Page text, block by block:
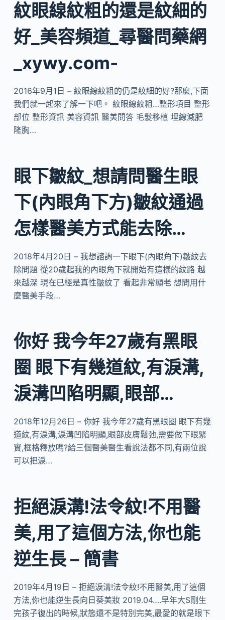
紋眼線紋粗的還是紋細的
好_美容頻道_尋醫問藥網
_xywy.com-
2016年9月1日 – 紋眼線紋粗的仍是紋細的好?那麼,下面
我們就一起來了解一下吧。 紋眼線紋粗…整形項目 整形
部位 整形資訊 美容資訊 醫美問答 毛髮移植 埋線減肥
隆胸…
眼下皺紋_想請問醫生眼
下(內眼角下方)皺紋通過
怎樣醫美方式能去除…
2018年4月20日 – 我想諮詢一下眼下(內眼角下)皺紋去
除問題 從20歲起我的內眼角下就開始有這樣的紋路 越
來越深 現在已經是真性皺紋了 看起非常顯老 想問用什
麼醫美手段…
你好 我今年27歲有黑眼
圈 眼下有幾道紋,有淚溝,
淚溝凹陷明顯,眼部…
2018年12月26日 – 你好 我今年27歲有黑眼圈 眼下有幾
道紋,有淚溝,淚溝凹陷明顯,眼部皮膚鬆弛,需要做下眼緊
實,框格釋放嗎?給三個醫美醫生看說法都不同,有兩位說
可以把淚…
拒絕淚溝!法令紋!不用醫
美,用了這個方法,你也能
逆生長 – 簡書
2019年4月19日 – 拒絕淚溝!法令紋!不用醫美,用了這個
方法,你也能逆生長向日葵美妝 2019.04….早年大S剛生
完孩子復出的時候,狀態還不是特別完美,最愛的就是眼下